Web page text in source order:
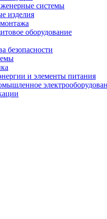
системы
изделия
оборудование
безопасности
и элементы питания